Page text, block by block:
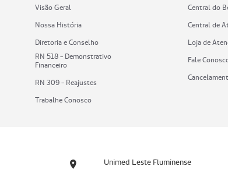
Visão Geral
Nossa História
Diretoria e Conselho
RN 518 - Demonstrativo
Financeiro
RN 309 - Reajustes
Trabalhe Conosco
Central do
Central de
Loja de
Fale
Unimed Leste Fluminense